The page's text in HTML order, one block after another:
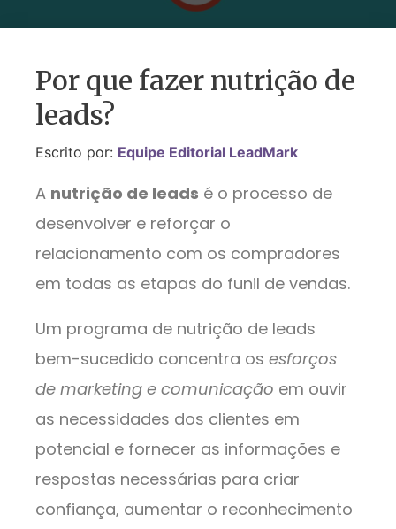
Por que fazer nutrição de
leads?
Escrito por: Equipe Editorial LeadMark
A nutrição de leads é o processo de
desenvolver e reforçar o
relacionamento com os compradores
em todas as etapas do funil de vendas.
Um programa de nutrição de leads
bem-sucedido concentra os esforços
de marketing e comunicação em ouvir
as necessidades dos clientes em
potencial e fornecer as informações e
respostas necessárias para criar
confiança, aumentar o reconhecimento